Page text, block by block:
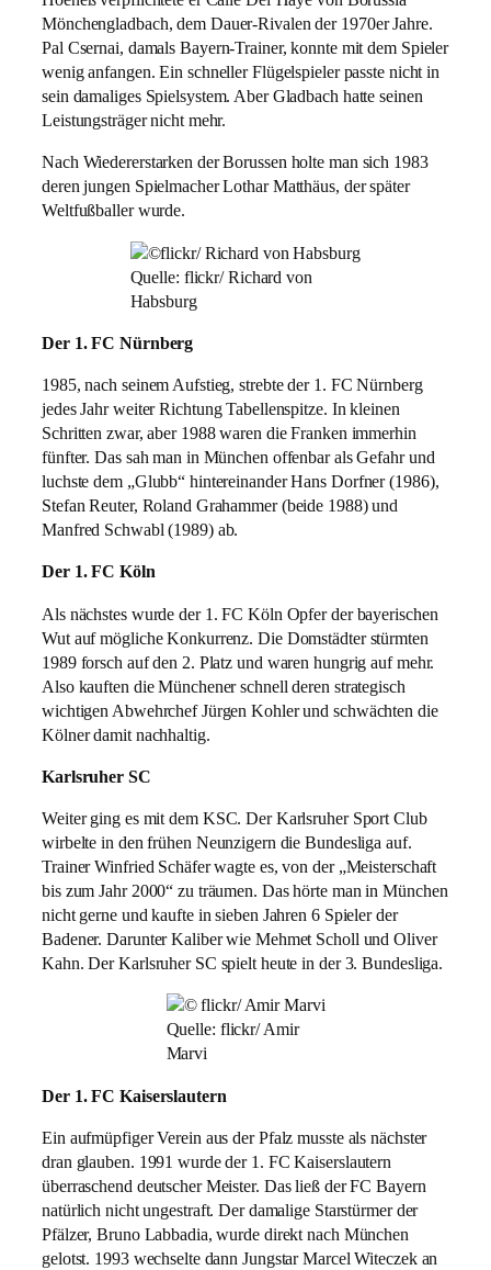
Mönchengladbach, dem Dauer-Rivalen der 1970er Jahre.
Pal Csernai, damals Bayern-Trainer, konnte mit dem Spieler
wenig anfangen. Ein schneller Flügelspieler passte nicht in
sein damaliges Spielsystem. Aber Gladbach hatte seinen
Leistungsträger nicht mehr.
Nach Wiedererstarken der Borussen holte man sich 1983
deren jungen Spielmacher Lothar Matthäus, der später
Weltfußballer wurde.
Quelle: flickr/ Richard von
Habsburg
Der 1. FC Nürnberg
1985, nach seinem Aufstieg, strebte der 1. FC Nürnberg
jedes Jahr weiter Richtung Tabellenspitze. In kleinen
Schritten zwar, aber 1988 waren die Franken immerhin
fünfter. Das sah man in München offenbar als Gefahr und
luchste dem „Glubb“ hintereinander Hans Dorfner (1986),
Stefan Reuter, Roland Grahammer (beide 1988) und
Manfred Schwabl (1989) ab.
Der 1. FC Köln
Als nächstes wurde der 1. FC Köln Opfer der bayerischen
Wut auf mögliche Konkurrenz. Die Domstädter stürmten
1989 forsch auf den 2. Platz und waren hungrig auf mehr.
Also kauften die Münchener schnell deren strategisch
wichtigen Abwehrchef Jürgen Kohler und schwächten die
Kölner damit nachhaltig.
Karlsruher SC
Weiter ging es mit dem KSC. Der Karlsruher Sport Club
wirbelte in den frühen Neunzigern die Bundesliga auf.
Trainer Winfried Schäfer wagte es, von der „Meisterschaft
bis zum Jahr 2000“ zu träumen. Das hörte man in München
nicht gerne und kaufte in sieben Jahren 6 Spieler der
Badener. Darunter Kaliber wie Mehmet Scholl und Oliver
Kahn. Der Karlsruher SC spielt heute in der 3. Bundesliga.
Quelle: flickr/ Amir
Marvi
Der 1. FC Kaiserslautern
Ein aufmüpfiger Verein aus der Pfalz musste als nächster
dran glauben. 1991 wurde der 1. FC Kaiserslautern
überraschend deutscher Meister. Das ließ der FC Bayern
natürlich nicht ungestraft. Der damalige Starstürmer der
Pfälzer, Bruno Labbadia, wurde direkt nach München
gelotst. 1993 wechselte dann Jungstar Marcel Witeczek an